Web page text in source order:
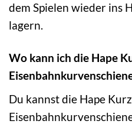
dem Spielen wieder ins
lagern.
Wo kann ich die Hape
Du kannst die Hape